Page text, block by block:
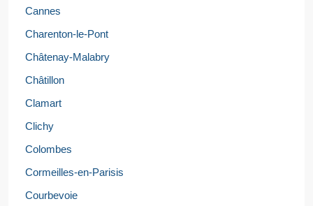
Cannes
Charenton-le-Pont
Châtenay-Malabry
Châtillon
Clamart
Clichy
Colombes
Cormeilles-en-Parisis
Courbevoie